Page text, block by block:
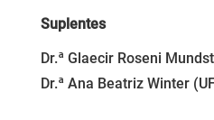
Suplentes
Dr.ª Glaecir Roseni
Dr.ª Ana Beatriz Winter